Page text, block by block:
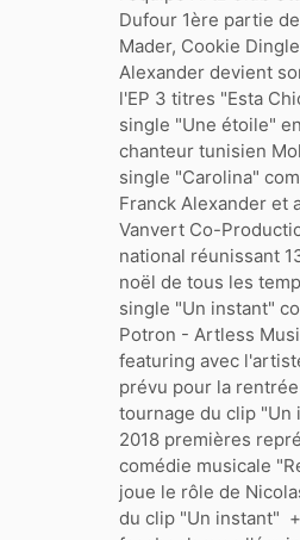
Dufour 1ère partie
Mader, Cookie
Alexander devient
l'EP 3 titres "Esta
single "Une étoile"
chanteur tunisien
single "Carolina"
Franck Alexander et
Vanvert Co-
national réunissant
noël de tous les
single "Un instant"
Potron - Artless
featuring avec
prévu pour la
tournage du clip "Un
2018 premières
comédie musicale
joue le rôle de
du clip "Un instant"